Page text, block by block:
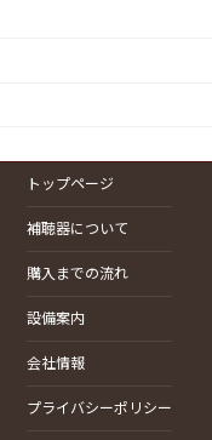
トップページ
補聴器について
購入までの流れ
設備案内
会社情報
プライバシーポリシー